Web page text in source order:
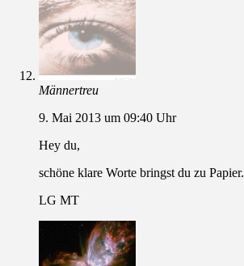
Männertreu
9. Mai 2013 um 09:40 Uhr
Hey du,
schöne klare Worte bringst du zu Papier.
LG MT